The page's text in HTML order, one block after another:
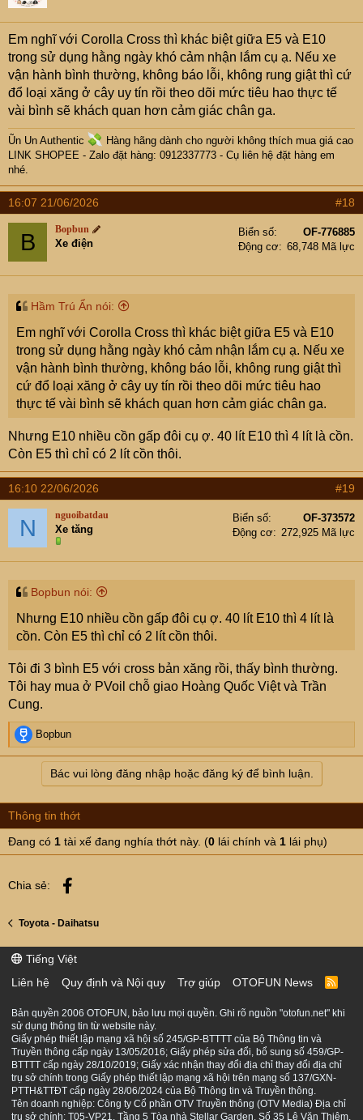
Em nghĩ với Corolla Cross thì khác biệt giữa E5 và E10
trong sử dụng hằng ngày khó cảm nhận lắm cụ ạ. Nếu xe
vận hành bình thường, không báo lỗi, không rung giật thì cứ
đổ loại xăng ở cây uy tín rồi theo dõi mức tiêu hao thực tế
vài bình sẽ khách quan hơn cảm giác chân ga.
Ũn Un Authentic
Hàng hãng dành cho người không thích mua giá cao
LINK SHOPEE - Zalo đặt hàng: 0912337773 - Cụ liên hệ đặt hàng em
nhé.
16:07 21/06/2026 #18
B Bopbun
Xe điện
Biển số
OF-776885
Động cơ
68,748 Mã lực
Hầm Trú Ẩn nói:
Em nghĩ với Corolla Cross thì khác biệt giữa E5 và E10
trong sử dụng hằng ngày khó cảm nhận lắm cụ ạ. Nếu xe
vận hành bình thường, không báo lỗi, không rung giật thì
cứ đổ loại xăng ở cây uy tín rồi theo dõi mức tiêu hao
thực tế vài bình sẽ khách quan hơn cảm giác chân ga.
Nhưng E10 nhiều cồn gấp đôi cụ ợ. 40 lít E10 thì 4 lít là cồn.
Còn E5 thì chỉ có 2 lít cồn thôi.
16:10 22/06/2026 #19
N nguoibatdau
Xe tăng
Biển số
OF-373572
Động cơ
272,925 Mã lực
Bopbun nói:
Nhưng E10 nhiều cồn gấp đôi cụ ợ. 40 lít E10 thì 4 lít là
cồn. Còn E5 thì chỉ có 2 lít cồn thôi.
Tôi đi 3 bình E5 với cross bản xăng rồi, thấy bình thường.
Tôi hay mua ở PVoil chỗ giao Hoàng Quốc Việt và Trần
Cung.
R
e
i
o
Bopbun
Bác vui lòng đăng nhập hoặc đăng ký để bình luận.
Thông tin thớt
Đang có 1 tài xế đang nghía thớt này. (0 lái chính và 1 lái phụ)
Chia sẻ:
Toyota - Daihatsu
Tiếng Việt
Liên hệ
Quy định và Nội quy Trợ giúp OTOFUN News
R
S
Bản quyền 2006 OTOFUN, bảo lưu mọi quyền. Ghi rõ nguồn "otofun.net" khi
sử dụng thông tin từ website này.
Giấy phép thiết lập mạng xã hội số 245/GP-BTTTT của Bộ Thông tin và
Truyền thông cấp ngày 13/05/2016; Giấy phép sửa đổi, bổ sung số 459/GP-
BTTTT cấp ngày 28/10/2019; Giấy xác nhận thay đổi địa chỉ thay đổi địa chỉ
trụ sở chính trong Giấy phép thiết lập mạng xã hội trên mạng số 137/GXN-
PTTH&TTĐT cấp ngày 28/06/2024 của Bộ Thông tin và Truyền thông.
Tên doanh nghiệp: Công ty Cổ phần OTV Truyền thông (OTV Media) Địa chỉ
trụ sở chính: T05-VP21, Tầng 5 Tòa nhà Stellar Garden, Số 35 Lê Văn Thiêm,